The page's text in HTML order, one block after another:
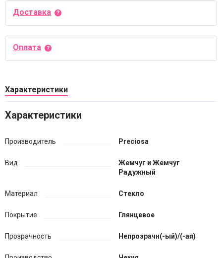
Доставка
Оплата
Характеристики
Характеристики
Производитель Preciosa
Вид
Жемчуг и Жемчуг
Радужный
Материал Стекло
Покрытие Глянцевое
Прозрачность Непрозрачн(-ый)/(-ая)